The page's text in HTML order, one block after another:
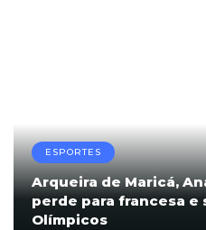
ESPORTES
Arqueira de Maricá,
perde para francesa e
Olímpicos